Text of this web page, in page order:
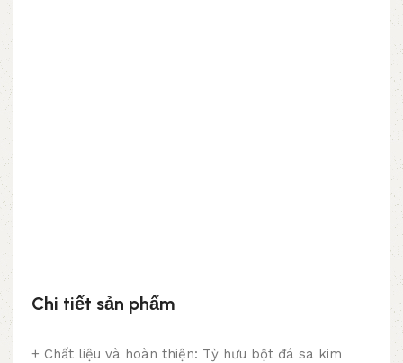
Chi tiết sản phẩm
+ Chất liệu và hoàn thiện: Tỳ hưu bột đá sa kim